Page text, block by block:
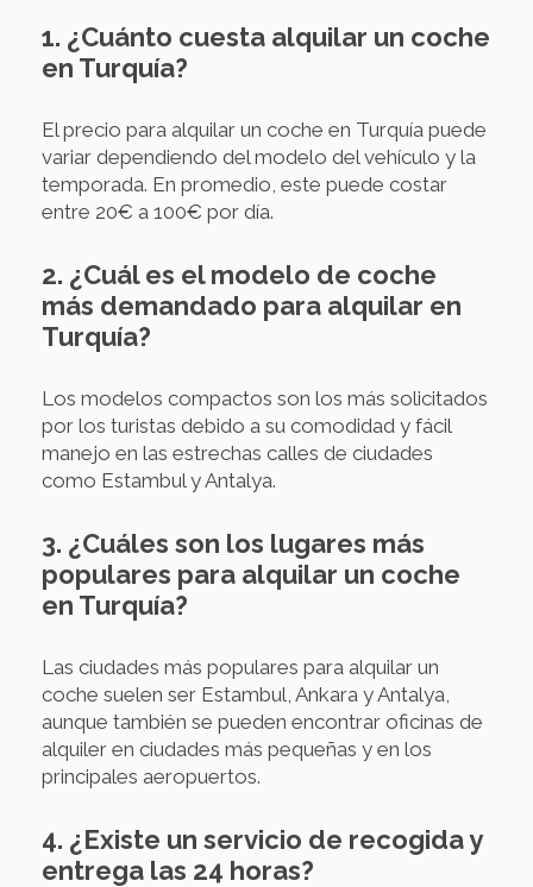
1. ¿Cuánto cuesta alquilar un coche
en Turquía?
El precio para alquilar un coche en Turquía puede
variar dependiendo del modelo del vehículo y la
temporada. En promedio, este puede costar
entre 20€ a 100€ por día.
2. ¿Cuál es el modelo de coche
más demandado para alquilar en
Turquía?
Los modelos compactos son los más solicitados
por los turistas debido a su comodidad y fácil
manejo en las estrechas calles de ciudades
como Estambul y Antalya.
3. ¿Cuáles son los lugares más
populares para alquilar un coche
en Turquía?
Las ciudades más populares para alquilar un
coche suelen ser Estambul, Ankara y Antalya,
aunque también se pueden encontrar oficinas de
alquiler en ciudades más pequeñas y en los
principales aeropuertos.
4. ¿Existe un servicio de recogida y
entrega las 24 horas?